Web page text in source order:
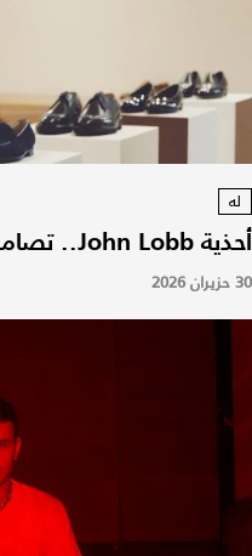
له
أحذية John Lobb.. تصاميم صيفية سهلة وبسيطة
30 حزيران 2026